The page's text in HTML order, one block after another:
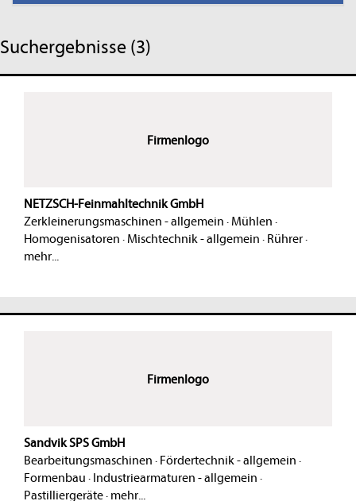
Suchergebnisse (3)
Firmenlogo
NETZSCH-Feinmahltechnik GmbH
Zerkleinerungsmaschinen - allgemein · Mühlen ·
Homogenisatoren · Mischtechnik - allgemein · Rührer·
mehr...
Firmenlogo
Sandvik SPS GmbH
Bearbeitungsmaschinen · Fördertechnik - allgemein ·
Formenbau · Industriearmaturen - allgemein ·
Pastilliergeräte· mehr...